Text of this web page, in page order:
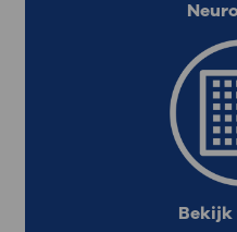
Bekijk